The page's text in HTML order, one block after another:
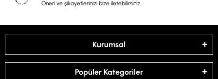
Öneri ve şikayetlerinizi bize iletebilirsiniz.
Kurumsal
Popüler Kategoriler